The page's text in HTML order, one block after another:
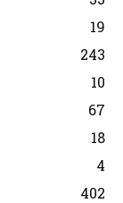
19
243
10
67
18
4
402